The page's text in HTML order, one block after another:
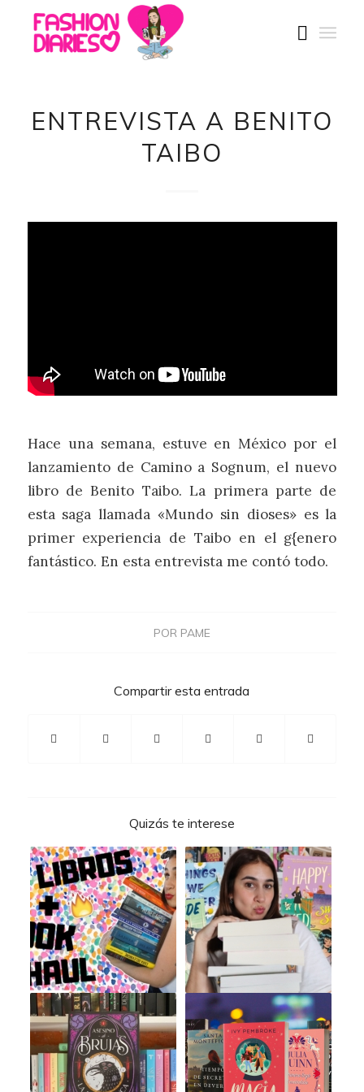
ENTREVISTA A BENITO
TAIBO
Hace una semana, estuve en México por el
lanzamiento de Camino a Sognum, el nuevo
libro de Benito Taibo. La primera parte de
esta saga llamada «Mundo sin dioses» es la
primer experiencia de Taibo en el g{enero
fantástico. En esta entrevista me contó todo.
POR PAME
Compartir esta entrada
Quizás te interese